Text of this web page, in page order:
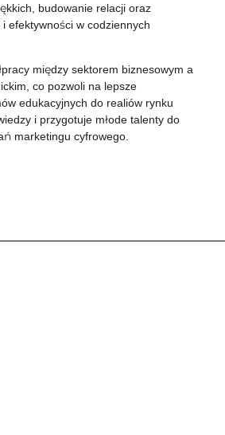
budowanie relacji oraz
efektywności w codziennych
między sektorem biznesowym a
co pozwoli na lepsze
edukacyjnych do realiów rynku
i przygotuje młode talenty do
marketingu cyfrowego.